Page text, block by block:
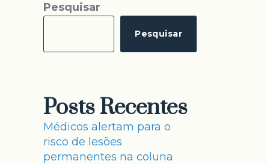
Pesquisar
Pesquisar
Posts Recentes
Médicos alertam para o
risco de lesões
permanentes na coluna